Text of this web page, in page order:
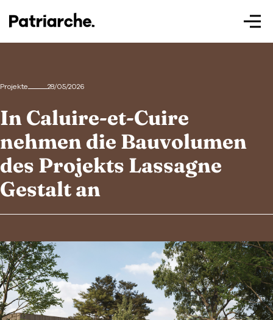
Projekte 28/05/2026
In Caluire-et-Cuire
nehmen die Bauvolumen
des Projekts Lassagne
Gestalt an
Patriarche.
Augmented
Architecture
Patriarche.
Architecte, ingénieur et designer
Bart | Patriarche
Maître d'ouvrage